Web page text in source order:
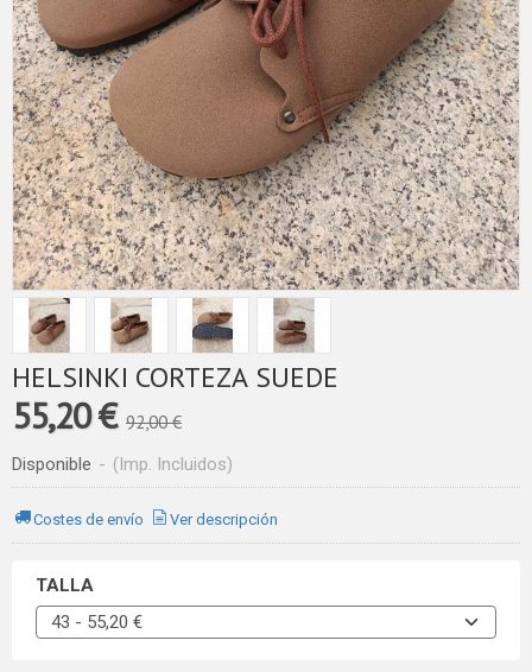
HELSINKI CORTEZA SUEDE
55,20 € 92,00 €
Disponible - (Imp. Incluidos)
Costes de envío Ver descripción
TALLA